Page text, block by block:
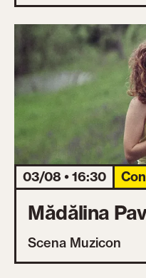
03/08 • 16:30
Mădălina
Scena Muzicon